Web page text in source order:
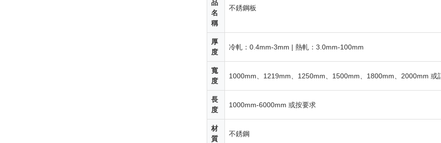
品
名
稱
不銹鋼板
厚
度
冷軋：0.4mm-3mm | 熱軋：3.0mm-100mm
寬
度
1000mm、1219mm、1250mm、1500mm、1800mm、2000mm 或
長
度
1000mm-6000mm 或按要求
材
質
不銹鋼